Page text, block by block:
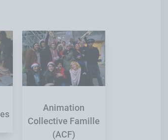
Animation
Collective Famille
(ACF)